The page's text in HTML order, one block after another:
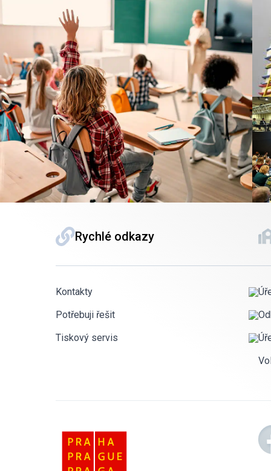
Rychlé odkazy
Kontakty
Potřebuji řešit
Tiskový servis